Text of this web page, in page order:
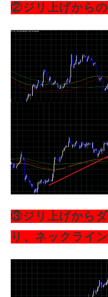
②ジリ上げから
③ジリ上げから
り、ネックライ